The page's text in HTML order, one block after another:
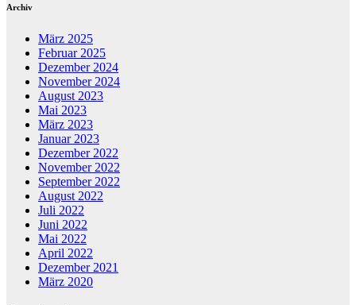
Archiv
März 2025
Februar 2025
Dezember 2024
November 2024
August 2023
Mai 2023
März 2023
Januar 2023
Dezember 2022
November 2022
September 2022
August 2022
Juli 2022
Juni 2022
Mai 2022
April 2022
Dezember 2021
März 2020